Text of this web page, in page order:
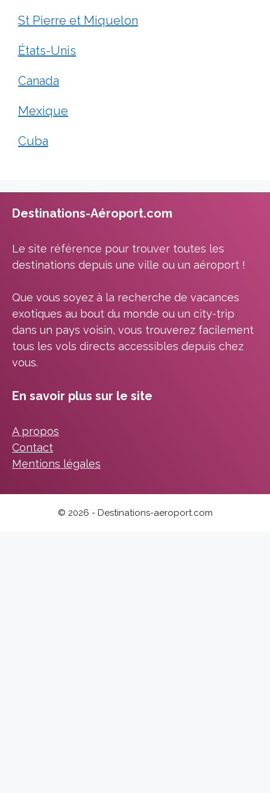
St Pierre et Miquelon
États-Unis
Canada
Mexique
Cuba
Destinations-Aéroport.com
Le site référence pour trouver toutes les
destinations depuis une ville ou un aéroport !
Que vous soyez à la recherche de vacances
exotiques au bout du monde ou un city-trip
dans un pays voisin, vous trouverez facilement
tous les vols directs accessibles depuis chez
vous.
En savoir plus sur le site
A propos
Contact
Mentions légales
© 2026 - Destinations-aeroport.com